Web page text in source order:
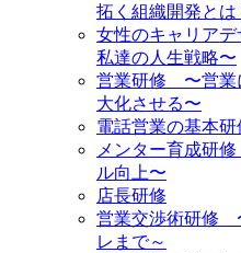
拓く組織開発とは
女性のキャリア
私達の人生戦略〜
営業研修 〜営業
大化させる〜
電話営業の基本研
メンター育成研
ル向上〜
店長研修
営業交渉術研修
レまで～